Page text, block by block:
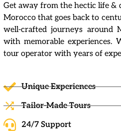
Get away from the hectic life &
Morocco that goes back to
well-crafted journeys around
with memorable experiences.
tour operator with years of
Unique Experiences
Tailor-Made Tours
24/7 Support